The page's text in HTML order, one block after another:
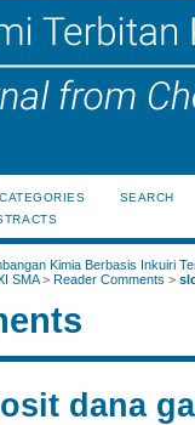
CATEGORIES
SEARCH
Kimia Berbasis Inkuiri
SMA> Reader Comments >
dana